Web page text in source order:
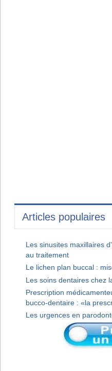
Articles populaires
Les sinusites maxillaires
au traitement
Le lichen plan buccal :
Les soins dentaires chez
Prescription
bucco-dentaire : «la
Les urgences en